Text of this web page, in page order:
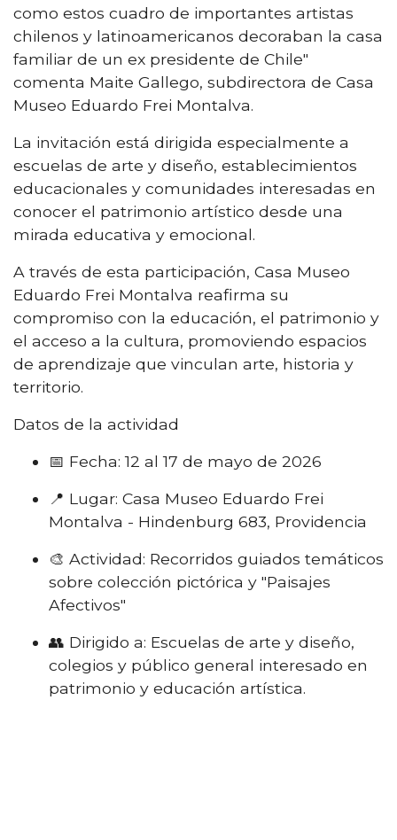
como estos cuadro de importantes artistas
chilenos y latinoamericanos decoraban la casa
familiar de un ex presidente de Chile"
comenta Maite Gallego, subdirectora de Casa
Museo Eduardo Frei Montalva.
La invitación está dirigida especialmente a
escuelas de arte y diseño, establecimientos
educacionales y comunidades interesadas en
conocer el patrimonio artístico desde una
mirada educativa y emocional.
A través de esta participación, Casa Museo
Eduardo Frei Montalva reafirma su
compromiso con la educación, el patrimonio y
el acceso a la cultura, promoviendo espacios
de aprendizaje que vinculan arte, historia y
territorio.
Datos de la actividad
📅 Fecha: 12 al 17 de mayo de 2026
📍 Lugar: Casa Museo Eduardo Frei
Montalva - Hindenburg 683, Providencia
🎨 Actividad: Recorridos guiados temáticos
sobre colección pictórica y "Paisajes
Afectivos"
👥 Dirigido a: Escuelas de arte y diseño,
colegios y público general interesado en
patrimonio y educación artística.